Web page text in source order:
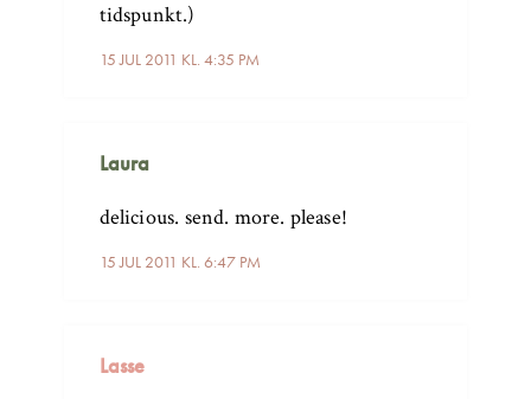
15 JUL 2011 KL. 4:35 PM
tidspunkt.)
Laura
15 JUL 2011 KL. 6:47 PM
delicious. send. more. please!
Lasse